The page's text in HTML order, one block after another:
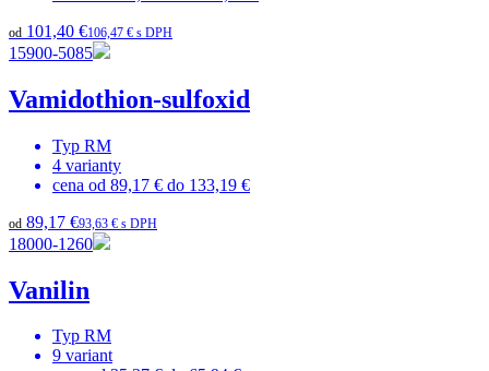
od 101,40 €106,47 € s DPH
15900-5085
Vamidothion-sulfoxid
Typ RM
4 varianty
cena od 89,17 € do 133,19 €
od 89,17 €93,63 € s DPH
18000-1260
Vanilin
Typ RM
9 variant